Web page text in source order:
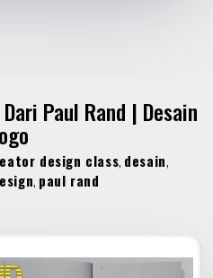
Paul Rand | Desain
design class, desain,
, paul rand